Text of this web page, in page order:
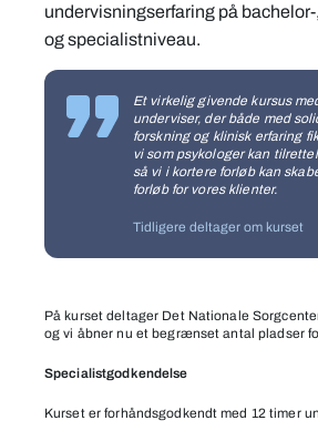
undervisningserfaring på
og specialistniveau.
Et virkelig givende kursus
underviser, der både med
forskning og klinisk erfaring
vi som psykologer kan
så vi i kortere forløb kan
forløb for vores klienter.
Tidligere deltager om kurset
På kurset deltager Det Nationale
og vi åbner nu et begrænset antal pladser
Specialistgodkendelse
Kurset er forhåndsgodkendt med 12 timer